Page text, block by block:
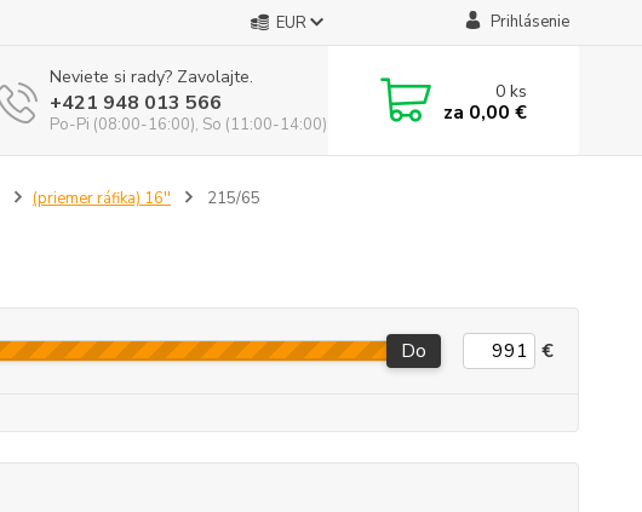
EUR Prihlásenie
Neviete si rady? Zavolajte.
+421 948 013 566
Po-Pi (08:00-16:00), So (11:00-14:00)
0ks
za 0,00 €
(priemer ráfika) 16'' 215/65
Do €